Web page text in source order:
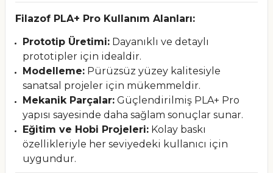
Filazof PLA+ Pro Kullanım Alanları:
Prototip Üretimi: Dayanıklı ve detaylı
prototipler için idealdir.
Modelleme: Pürüzsüz yüzey kalitesiyle
sanatsal projeler için mükemmeldir.
Mekanik Parçalar: Güçlendirilmiş PLA+ Pro
yapısı sayesinde daha sağlam sonuçlar sunar.
Eğitim ve Hobi Projeleri: Kolay baskı
özellikleriyle her seviyedeki kullanıcı için
uygundur.